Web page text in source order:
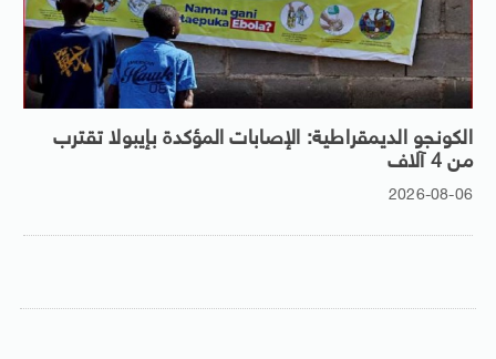
الكونجو الديمقراطية: الإصابات المؤكدة بإيبولا تقترب
من 4 آلاف
2026-08-06